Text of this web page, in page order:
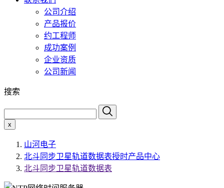
公司介绍
产品报价
约工程师
成功案例
企业资质
公司新闻
搜索
x
山河电子
北斗同步卫星轨道数据表授时产品中心
北斗同步卫星轨道数据表